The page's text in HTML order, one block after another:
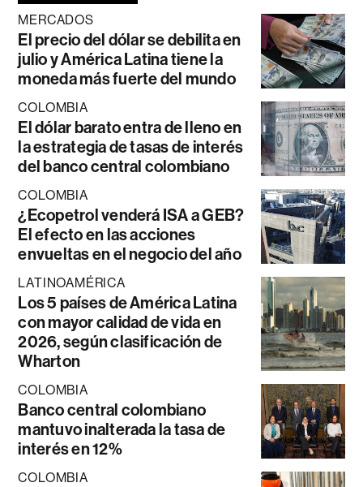
MERCADOS
El precio del dólar se debilita en
julio y América Latina tiene la
moneda más fuerte del mundo
COLOMBIA
El dólar barato entra de lleno en
la estrategia de tasas de interés
del banco central colombiano
COLOMBIA
¿Ecopetrol venderá ISA a GEB?
El efecto en las acciones
envueltas en el negocio del año
LATINOAMÉRICA
Los 5 países de América Latina
con mayor calidad de vida en
2026, según clasificación de
Wharton
COLOMBIA
Banco central colombiano
mantuvo inalterada la tasa de
interés en 12%
COLOMBIA